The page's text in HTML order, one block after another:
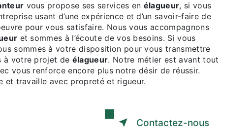
vous propose ses services en élagueur, si vous
usant d’une expérience et d’un savoir-faire de
pour vous satisfaire. Nous vous accompagnons
et sommes à l’écoute de vos besoins. Si vous
sommes à votre disposition pour vous transmettre
à votre projet de élagueur. Notre métier est avant tout
vous renforce encore plus notre désir de réussir.
et travaille avec propreté et rigueur.
Contactez-nous